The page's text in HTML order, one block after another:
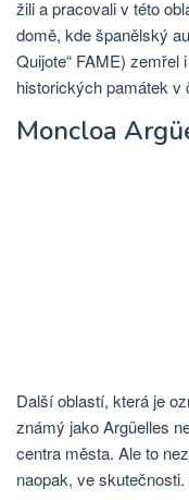
žili a pracovali v této
domě, kde španělský
Quijote“ FAME)
historických památek v
Moncloa
Další oblastí, která je
známý jako Argüelles
centra města. Ale to
naopak, ve